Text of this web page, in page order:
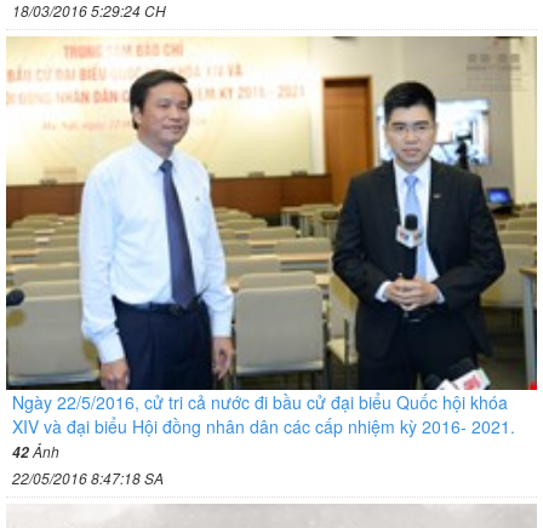
18/03/2016 5:29:24 CH
Ngày 22/5/2016, cử tri cả nước đi bầu cử đại biểu Quốc hội khóa
XIV và đại biểu Hội đồng nhân dân các cấp nhiệm kỳ 2016- 2021.
42Ảnh
22/05/2016 8:47:18 SA